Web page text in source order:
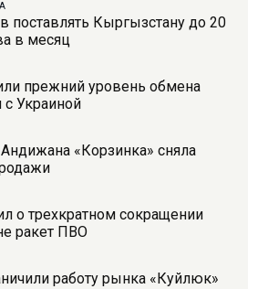
поставлять Кыргызстану до 20
в месяц
прежний уровень обмена
Украиной
«Корзинка» сняла
о трехкратном сокращении
ракет ПВО
работу рынка «Куйлюк»